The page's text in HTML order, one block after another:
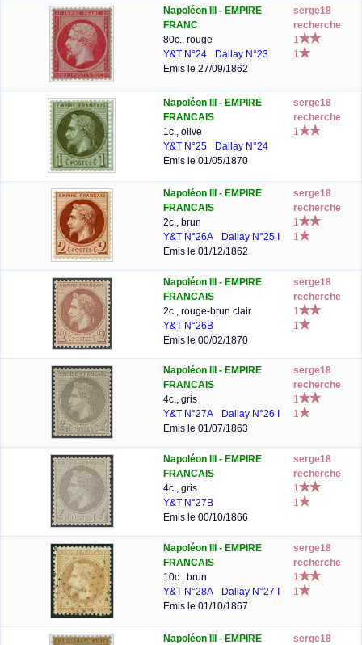
Napoléon III - EMPIRE
FRANC
80c., rouge
Y&T N°24
Dallay N°23
Emis le 27/09/1862
serge18
recherche
1
1
Napoléon III - EMPIRE
FRANCAIS
1c., olive
Y&T N°25
Dallay N°24
Emis le 01/05/1870
serge18
recherche
1
Napoléon III - EMPIRE
FRANCAIS
2c., brun
Y&T N°26A
Dallay N°25 I
Emis le 01/12/1862
serge18
recherche
1
1
Napoléon III - EMPIRE
FRANCAIS
2c., rouge-brun clair
Y&T N°26B
Emis le 00/02/1870
serge18
recherche
1
1
Napoléon III - EMPIRE
FRANCAIS
4c., gris
Y&T N°27A
Dallay N°26 I
Emis le 01/07/1863
serge18
recherche
1
1
Napoléon III - EMPIRE
FRANCAIS
4c., gris
Y&T N°27B
Emis le 00/10/1866
serge18
recherche
1
1
Napoléon III - EMPIRE
FRANCAIS
10c., brun
Y&T N°28A
Dallay N°27 I
Emis le 01/10/1867
serge18
recherche
1
1
Napoléon III - EMPIRE
serge18